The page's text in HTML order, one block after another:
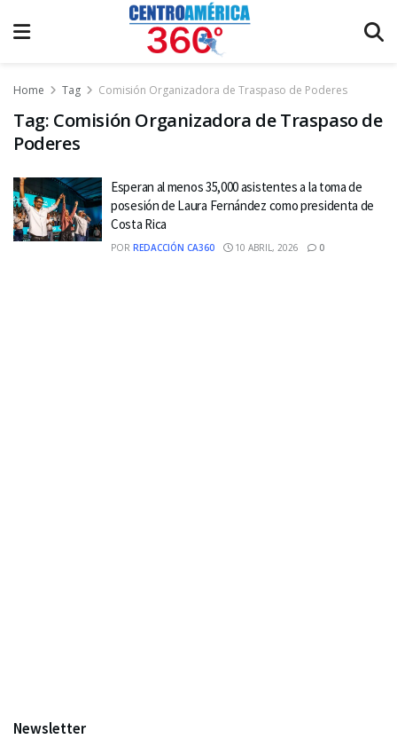
Home Tag Comisión Organizadora de Traspaso de Poderes
Tag: Comisión Organizadora de Traspaso de
Poderes
Esperan al menos 35,000 asistentes a la toma de
posesión de Laura Fernández como presidenta de
Costa Rica
POR REDACCIÓN CA360 10 ABRIL, 2026 0
Newsletter